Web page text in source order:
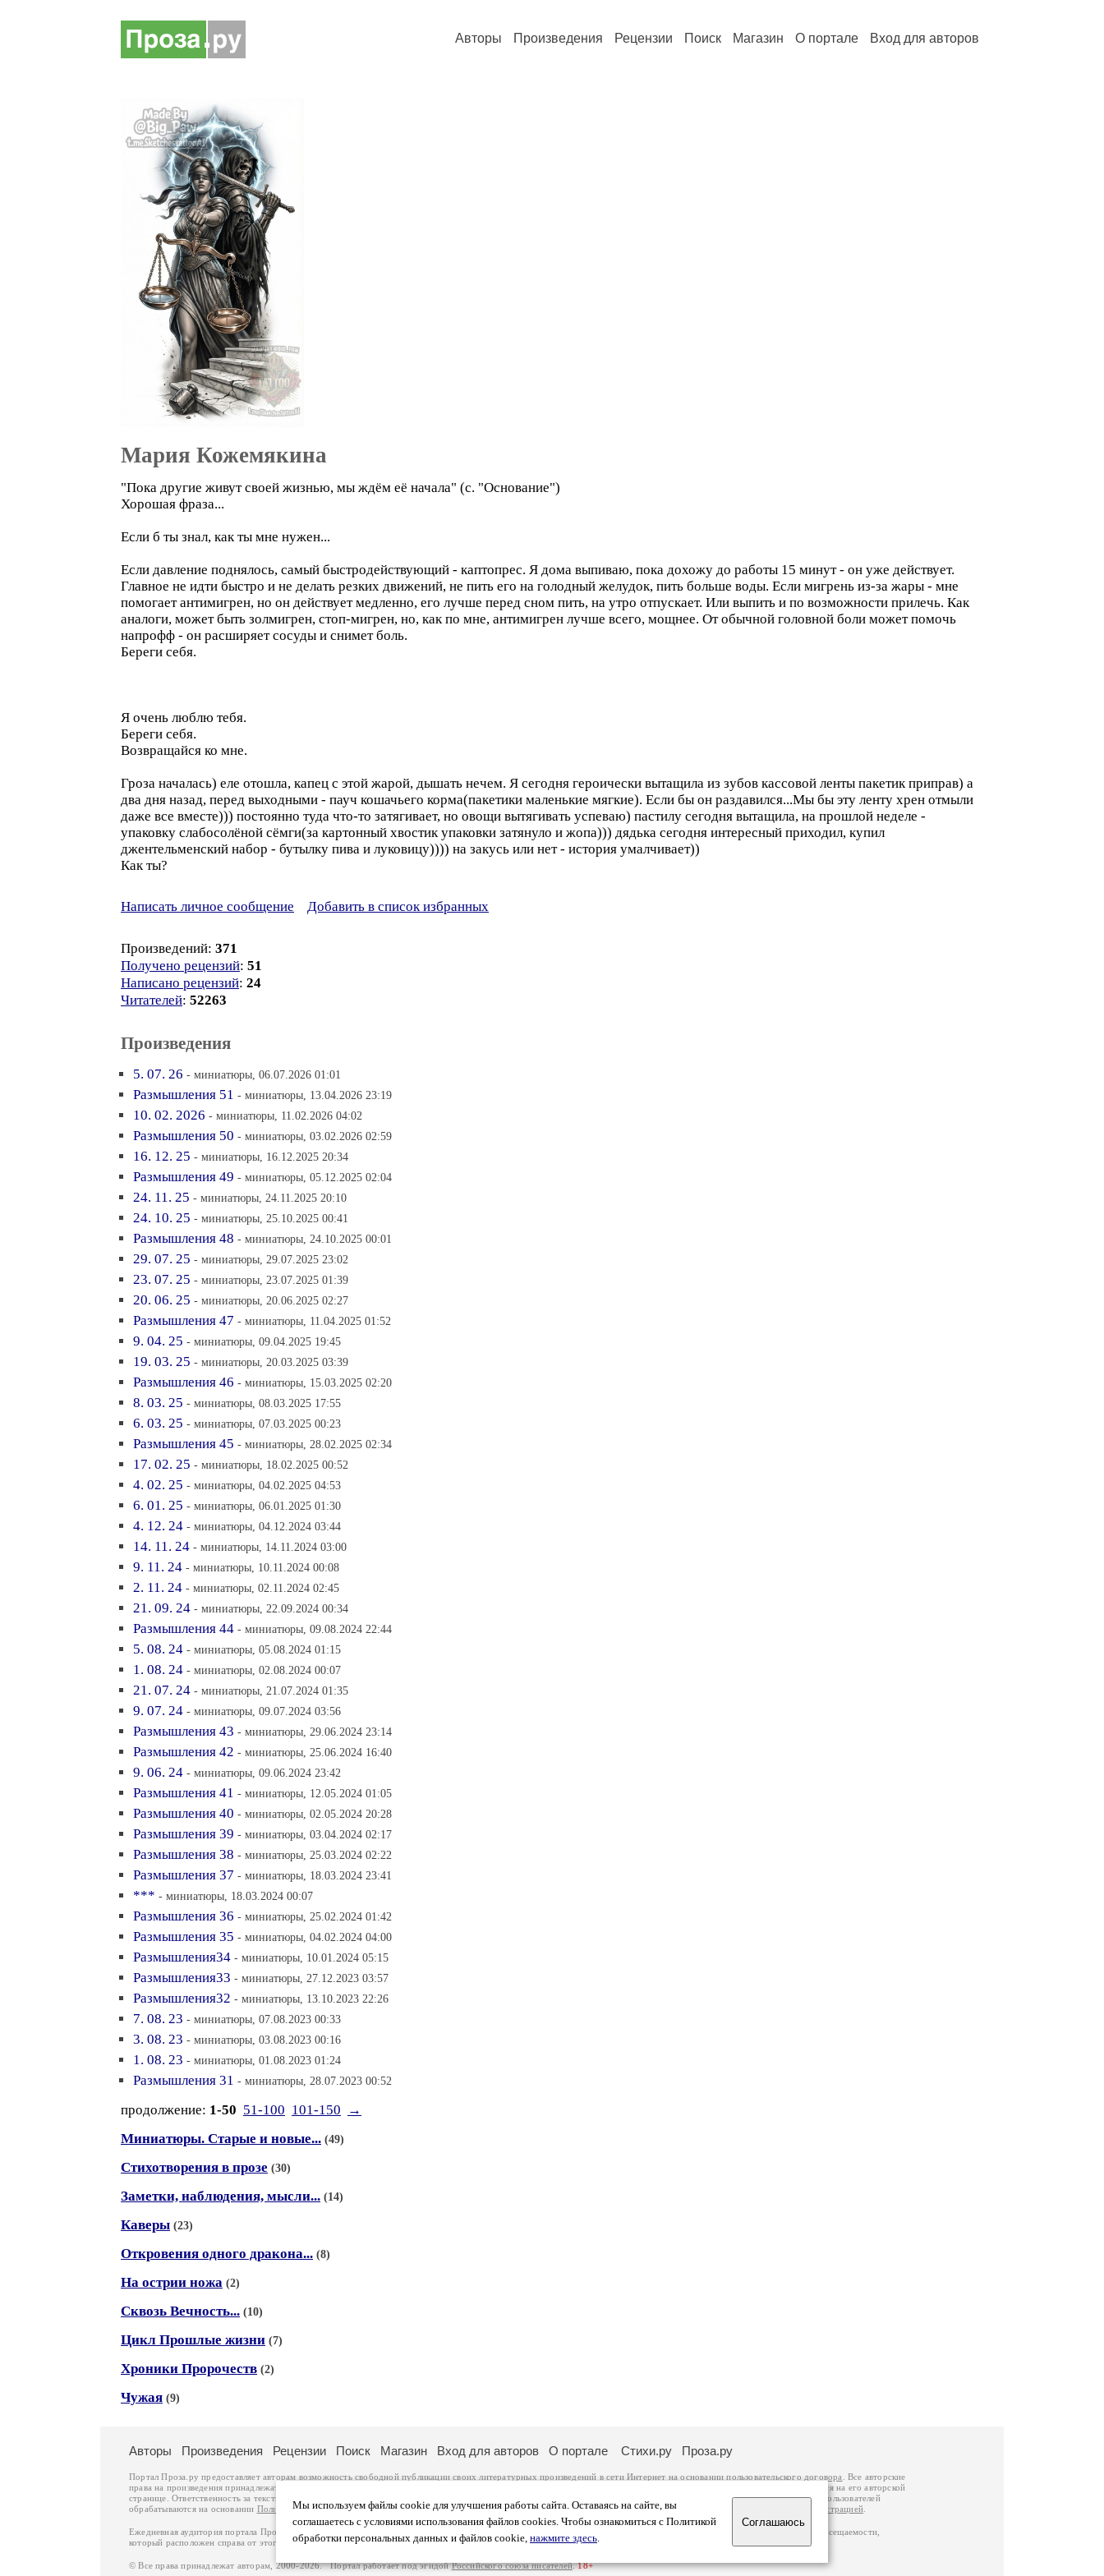
Авторы Произведения Рецензии Поиск Магазин О портале Вход для авторов
Мария Кожемякина
"Пока другие живут своей жизнью, мы ждём её начала" (с. "Основание")
Хорошая фраза...
Если б ты знал, как ты мне нужен...
Если давление поднялось, самый быстродействующий - каптопрес. Я дома выпиваю, пока дохожу до работы 15 минут - он уже действует.
Главное не идти быстро и не делать резких движений, не пить его на голодный желудок, пить больше воды. Если мигрень из-за жары - мне
помогает антимигрен, но он действует медленно, его лучше перед сном пить, на утро отпускает. Или выпить и по возможности прилечь. Как
аналоги, может быть золмигрен, стоп-мигрен, но, как по мне, антимигрен лучше всего, мощнее. От обычной головной боли может помочь
напрофф - он расширяет сосуды и снимет боль.
Береги себя.
Я очень люблю тебя.
Береги себя.
Возвращайся ко мне.
Гроза началась) еле отошла, капец с этой жарой, дышать нечем. Я сегодня героически вытащила из зубов кассовой ленты пакетик приправ) а
два дня назад, перед выходными - пауч кошачьего корма(пакетики маленькие мягкие). Если бы он раздавился...Мы бы эту ленту хрен отмыли
даже все вместе))) постоянно туда что-то затягивает, но овощи вытягивать успеваю) пастилу сегодня вытащила, на прошлой неделе -
упаковку слабосолёной сёмги(за картонный хвостик упаковки затянуло и жопа))) дядька сегодня интересный приходил, купил
джентельменский набор - бутылку пива и луковицу)))) на закусь или нет - история умалчивает))
Как ты?
Написать личное сообщение Добавить в список избранных
Произведений: 371
Получено рецензий: 51
Написано рецензий: 24
Читателей: 52263
Произведения
5. 07. 26 - миниатюры, 06.07.2026 01:01
Размышления 51 - миниатюры, 13.04.2026 23:19
10. 02. 2026 - миниатюры, 11.02.2026 04:02
Размышления 50 - миниатюры, 03.02.2026 02:59
16. 12. 25 - миниатюры, 16.12.2025 20:34
Размышления 49 - миниатюры, 05.12.2025 02:04
24. 11. 25 - миниатюры, 24.11.2025 20:10
24. 10. 25 - миниатюры, 25.10.2025 00:41
Размышления 48 - миниатюры, 24.10.2025 00:01
29. 07. 25 - миниатюры, 29.07.2025 23:02
23. 07. 25 - миниатюры, 23.07.2025 01:39
20. 06. 25 - миниатюры, 20.06.2025 02:27
Размышления 47 - миниатюры, 11.04.2025 01:52
9. 04. 25 - миниатюры, 09.04.2025 19:45
19. 03. 25 - миниатюры, 20.03.2025 03:39
Размышления 46 - миниатюры, 15.03.2025 02:20
8. 03. 25 - миниатюры, 08.03.2025 17:55
6. 03. 25 - миниатюры, 07.03.2025 00:23
Размышления 45 - миниатюры, 28.02.2025 02:34
17. 02. 25 - миниатюры, 18.02.2025 00:52
4. 02. 25 - миниатюры, 04.02.2025 04:53
6. 01. 25 - миниатюры, 06.01.2025 01:30
4. 12. 24 - миниатюры, 04.12.2024 03:44
14. 11. 24 - миниатюры, 14.11.2024 03:00
9. 11. 24 - миниатюры, 10.11.2024 00:08
2. 11. 24 - миниатюры, 02.11.2024 02:45
21. 09. 24 - миниатюры, 22.09.2024 00:34
Размышления 44 - миниатюры, 09.08.2024 22:44
5. 08. 24 - миниатюры, 05.08.2024 01:15
1. 08. 24 - миниатюры, 02.08.2024 00:07
21. 07. 24 - миниатюры, 21.07.2024 01:35
9. 07. 24 - миниатюры, 09.07.2024 03:56
Размышления 43 - миниатюры, 29.06.2024 23:14
Размышления 42 - миниатюры, 25.06.2024 16:40
9. 06. 24 - миниатюры, 09.06.2024 23:42
Размышления 41 - миниатюры, 12.05.2024 01:05
Размышления 40 - миниатюры, 02.05.2024 20:28
Размышления 39 - миниатюры, 03.04.2024 02:17
Размышления 38 - миниатюры, 25.03.2024 02:22
Размышления 37 - миниатюры, 18.03.2024 23:41
*** - миниатюры, 18.03.2024 00:07
Размышления 36 - миниатюры, 25.02.2024 01:42
Размышления 35 - миниатюры, 04.02.2024 04:00
Размышления34 - миниатюры, 10.01.2024 05:15
Размышления33 - миниатюры, 27.12.2023 03:57
Размышления32 - миниатюры, 13.10.2023 22:26
7. 08. 23 - миниатюры, 07.08.2023 00:33
3. 08. 23 - миниатюры, 03.08.2023 00:16
1. 08. 23 - миниатюры, 01.08.2023 01:24
Размышления 31 - миниатюры, 28.07.2023 00:52
продолжение: 1-50 51-100 101-150
→
Миниатюры. Старые и новые... (49)
Стихотворения в прозе (30)
Заметки, наблюдения, мысли... (14)
Каверы (23)
Откровения одного дракона... (8)
На острии ножа (2)
Сквозь Вечность... (10)
Цикл Прошлые жизни (7)
Хроники Пророчеств (2)
Чужая (9)
Мы используем файлы cookie для улучшения работы сайта. Оставаясь на сайте, вы
соглашаетесь с условиями использования файлов cookies. Чтобы ознакомиться с Политикой
обработки персональных данных и файлов cookie, нажмите здесь.
Соглашаюсь
Авторы Произведения Рецензии Поиск Магазин Вход для авторов О портале Стихи.ру Проза.ру
Портал Проза.ру предоставляет авторам возможность свободной публикации своих литературных произведений в сети Интернет на основаниипользовательского договора
. Все авторские
права на произведения принадлежат авторам и охраняются
. Перепечатка произведений возможна только с согласия его автора, к которому вы можете обратиться на его авторской
странице. Ответственность за тексты произведений авторы несут самостоятельно на основании
законодательства Российской Федерации. Данные пользователей
обрабатываются на основании Политики обработки персональных данных. Вы также можете посмотреть более подробнуюинформацию о портале связаться с администрацией
Ежедневная аудитория портала Проза.ру – порядка 100 тысяч посетителей, которые в общей сумме просматривают более полумиллиона страниц по данным счетчика посещаемости,
который расположен справа от этого текста. В каждой графе указано по две цифры: количество просмотров и количество посетителей.
© Все права принадлежат авторам, 2000-2026. Портал работает под эгидойРоссийского союза писателей.18+